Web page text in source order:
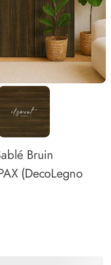
Bruin
(DecoLegno